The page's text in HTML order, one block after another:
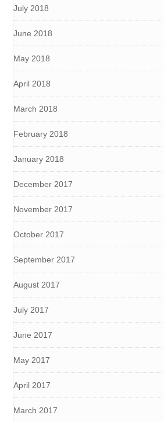
July 2018
June 2018
May 2018
April 2018
March 2018
February 2018
January 2018
December 2017
November 2017
October 2017
September 2017
August 2017
July 2017
June 2017
May 2017
April 2017
March 2017